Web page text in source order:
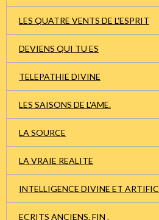
LES QUATRE VENTS DE L'ESPRIT
DEVIENS QUI TU ES
TELEPATHIE DIVINE
LES SAISONS DE L'AME.
LA SOURCE
LA VRAIE REALITE
INTELLIGENCE DIVINE ET ARTIFIC
ECRITS ANCIENS. FIN .